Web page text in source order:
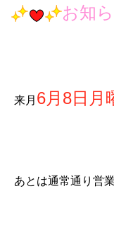
お知
来月 6月8日月
あとは通常通り営